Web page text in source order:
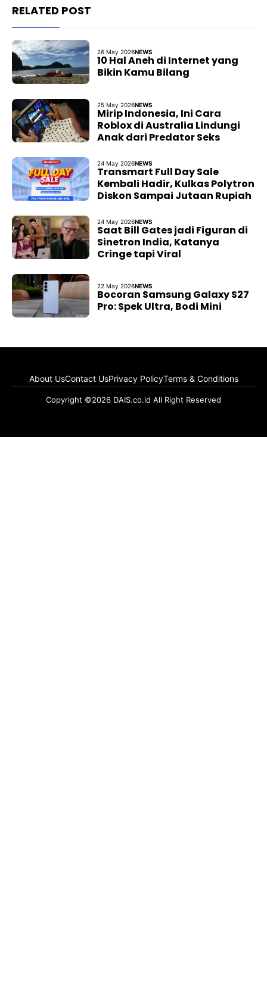
RELATED POST
26 May 2026NEWS
10 Hal Aneh di Internet yang
Bikin Kamu Bilang
25 May 2026NEWS
Mirip Indonesia, Ini Cara
Roblox di Australia Lindungi
Anak dari Predator Seks
24 May 2026NEWS
Transmart Full Day Sale
Kembali Hadir, Kulkas Polytron
Diskon Sampai Jutaan Rupiah
24 May 2026NEWS
Saat Bill Gates jadi Figuran di
Sinetron India, Katanya
Cringe tapi Viral
22 May 2026NEWS
Bocoran Samsung Galaxy S27
Pro: Spek Ultra, Bodi Mini
About UsContact UsPrivacy PolicyTerms & Conditions
Copyright ©2026 DAIS.co.id All Right Reserved